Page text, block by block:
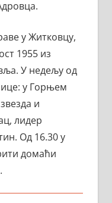
у Житковцу,
1955 из
У недељу од
у Горњем
и
лидер
Од 16.30 у
домаћи